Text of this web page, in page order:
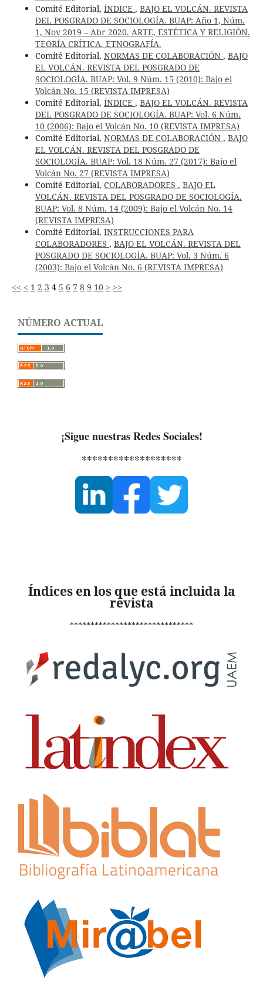
Comité Editorial, ÍNDICE , BAJO EL VOLCÁN. REVISTA
DEL POSGRADO DE SOCIOLOGÍA. BUAP: Año 1, Núm.
1, Nov 2019 – Abr 2020. ARTE, ESTÉTICA Y RELIGIÓN.
TEORÍA CRÍTICA. ETNOGRAFÍA.
Comité Editorial, NORMAS DE COLABORACIÓN , BAJO
EL VOLCÁN. REVISTA DEL POSGRADO DE
SOCIOLOGÍA. BUAP: Vol. 9 Núm. 15 (2010): Bajo el
Volcán No. 15 (REVISTA IMPRESA)
Comité Editorial, ÍNDICE , BAJO EL VOLCÁN. REVISTA
DEL POSGRADO DE SOCIOLOGÍA. BUAP: Vol. 6 Núm.
10 (2006): Bajo el Volcán No. 10 (REVISTA IMPRESA)
Comité Editorial, NORMAS DE COLABORACIÓN , BAJO
EL VOLCÁN. REVISTA DEL POSGRADO DE
SOCIOLOGÍA. BUAP: Vol. 18 Núm. 27 (2017): Bajo el
Volcán No. 27 (REVISTA IMPRESA)
Comité Editorial, COLABORADORES , BAJO EL
VOLCÁN. REVISTA DEL POSGRADO DE SOCIOLOGÍA.
BUAP: Vol. 8 Núm. 14 (2009): Bajo el Volcán No. 14
(REVISTA IMPRESA)
Comité Editorial, INSTRUCCIONES PARA
COLABORADORES , BAJO EL VOLCÁN. REVISTA DEL
POSGRADO DE SOCIOLOGÍA. BUAP: Vol. 3 Núm. 6
(2003): Bajo el Volcán No. 6 (REVISTA IMPRESA)
<< < 1 2 3 4 5 6 7 8 9 10 > >>
NÚMERO ACTUAL
¡Sigue nuestras Redes Sociales!
*******************
Índices en los que está incluida la
revista
******************************